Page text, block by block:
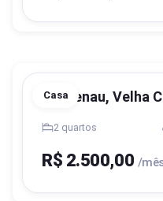
Casa
Blumenau, Velha
2 quartos
R$ 2.500,00 /